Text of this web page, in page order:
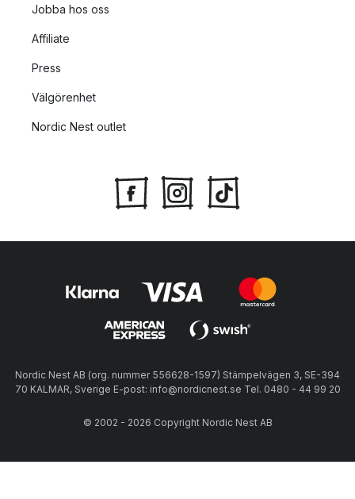
Jobba hos oss
Affiliate
Press
Välgörenhet
Nordic Nest outlet
Nordic Nest AB (org. nummer 556628-1597) Stämpelvägen 3, SE-394
70 KALMAR, Sverige E-post: info@nordicnest.se Tel. 0480 - 44 99 20
© 2002 - 2026 Copyright Nordic Nest AB